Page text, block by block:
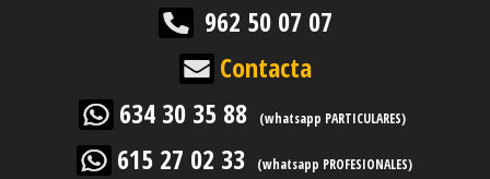
962 50 07 07
Contacta
634 30 35 88
(whatsapp PARTICULARES)
615 27 02 33 (whatsapp PROFESIONALES)